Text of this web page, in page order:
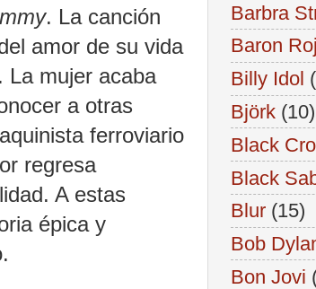
. La canción
amor de su vida
La mujer acaba
a otras
ferroviario
regresa
A estas
épica y
Barbra
Baron
Billy Idol
Björk (10)
Black
Black
Blur (15)
Bob
Bon Jovi